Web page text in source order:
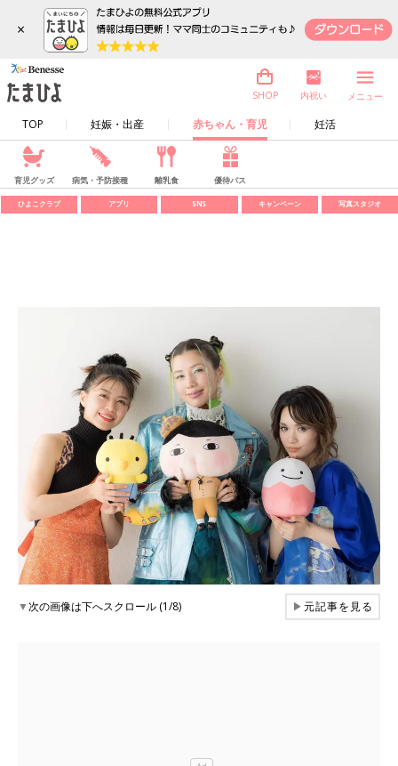
×
TOP 妊娠・出産 赤ちゃん・育児 妊活
SHOP 内祝い メニュー
育児グッズ 病気・予防接種 離乳食 優待パス
ひよこクラブ アプリ SNS キャンペーン 写真スタジオ
▼次の画像は下へスクロール (1/8) ▶元記事を見る